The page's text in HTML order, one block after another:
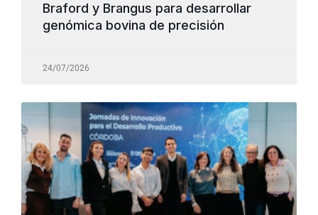
Braford y Brangus para desarrollar
genómica bovina de precisión
24/07/2026